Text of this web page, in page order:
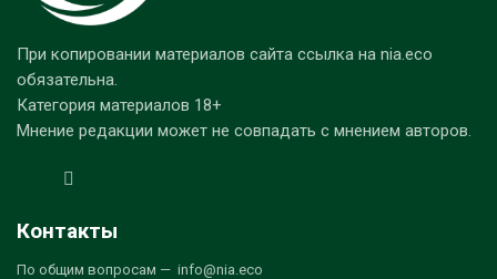
При копировании материалов сайта ссылка на nia.eco
обязательна.
Категория материалов 18+
Мнение редакции может не совпадать с мнением авторов.
Контакты
По общим вопросам — info@nia.eco